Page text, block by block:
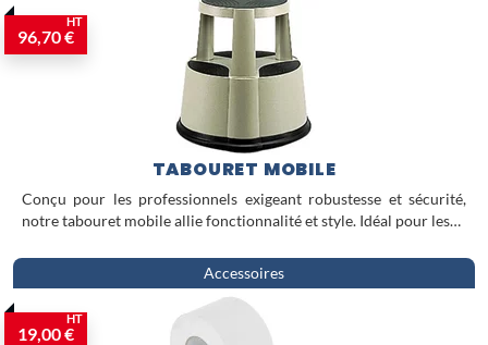
96,70 €
HT
TABOURET MOBILE
Conçu pour les professionnels exigeant robustesse et sécurité,
notre tabouret mobile allie fonctionnalité et style. Idéal pour les…
Accessoires
19,00 €
HT